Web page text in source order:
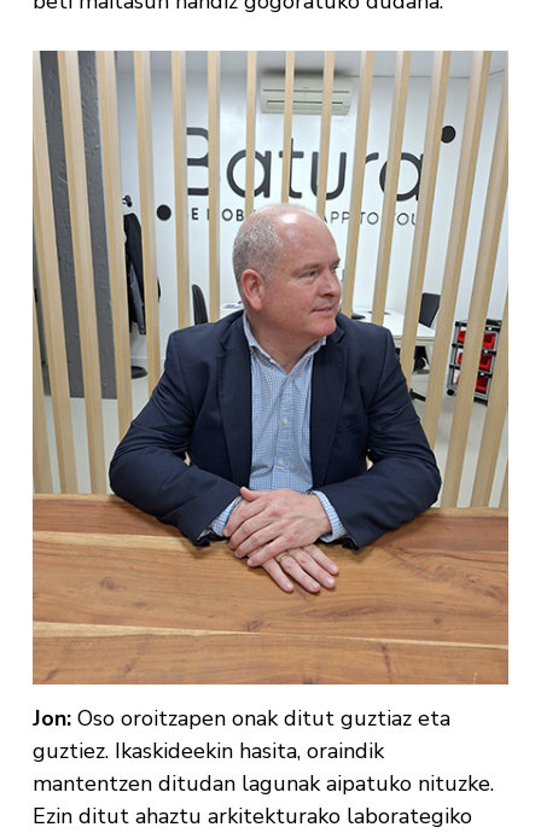
Jon: Oso oroitzapen onak ditut guztiaz eta
guztiez. Ikaskideekin hasita, oraindik
mantentzen ditudan lagunak aipatuko nituzke.
Ezin ditut ahaztu arkitekturako laborategiko